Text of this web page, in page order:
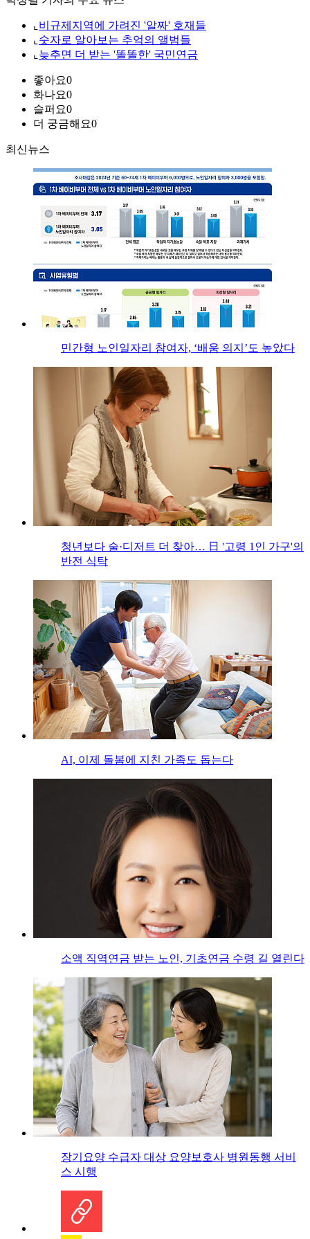
⌞ 비규제지역에 가려진 '알짜' 호재들
⌞ 숫자로 알아보는 추억의 앨범들
⌞ 늦추면 더 받는 '똘똘한' 국민연금
좋아요0
화나요0
슬퍼요0
더 궁금해요0
최신뉴스
민간형 노인일자리 참여자, ‘배움 의지’도 높았다
청년보다 술·디저트 더 찾아… 日 '고령 1인 가구'의
반전 식탁
AI, 이제 돌봄에 지친 가족도 돕는다
소액 직역연금 받는 노인, 기초연금 수령 길 열린다
장기요양 수급자 대상 요양보호사 병원동행 서비
스 시행